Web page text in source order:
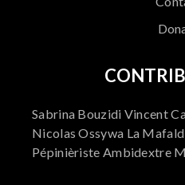
Sabrina Bouzidi Vincent
Nicolas Ossywa La
Pépinièriste Ambidextre